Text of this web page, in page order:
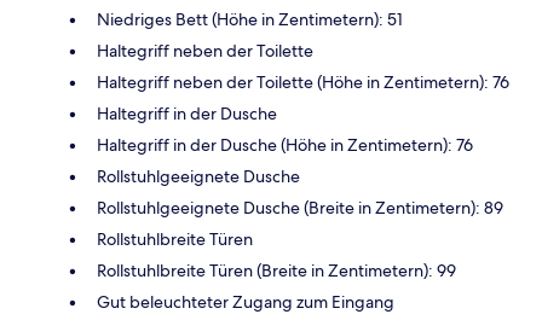
Niedriges Bett (Höhe in Zentimetern): 51
Haltegriff neben der Toilette
Haltegriff neben der Toilette (Höhe in Zentimetern): 76
Haltegriff in der Dusche
Haltegriff in der Dusche (Höhe in Zentimetern): 76
Rollstuhlgeeignete Dusche
Rollstuhlgeeignete Dusche (Breite in Zentimetern): 89
Rollstuhlbreite Türen
Rollstuhlbreite Türen (Breite in Zentimetern): 99
Gut beleuchteter Zugang zum Eingang